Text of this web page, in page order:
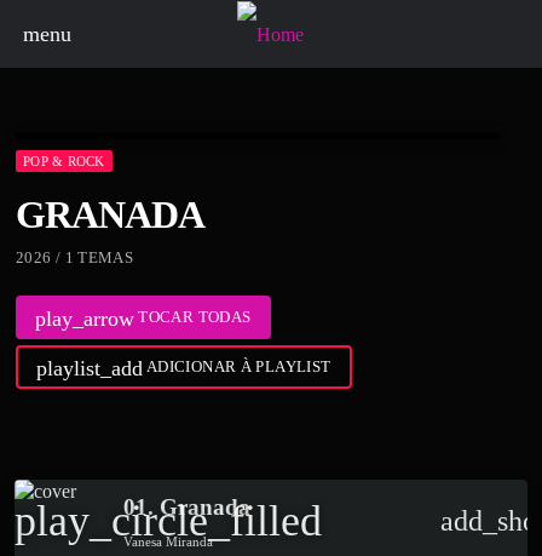
menu
POP & ROCK
GRANADA
2026 / 1 TEMAS
play_arrowTOCAR TODAS
playlist_add ADICIONAR À PLAYLIST
play_circle_filled
01. Granada
Vanesa Miranda